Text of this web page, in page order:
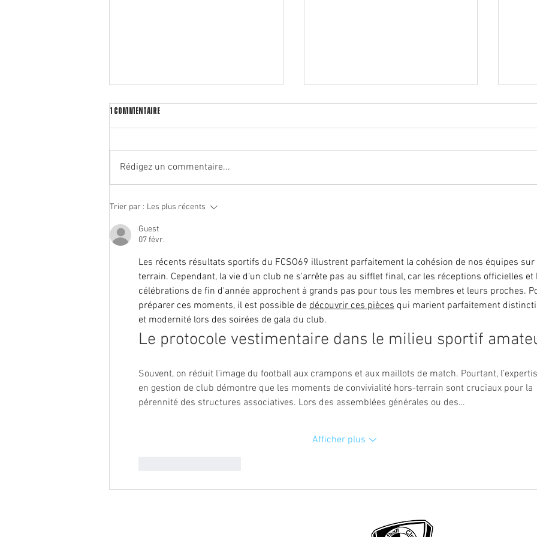
🏃‍♂️ Notre partenaire Rrunning ouvre
1 commentaire
Rédigez un commentaire...
Trier par : Les plus récents
Guest
07 févr.
Les récents résultats sportifs du FCSO69 illustrent parfaitement la cohésion de nos équipes sur
terrain. Cependant, la vie d'un club ne s'arrête pas au sifflet final, car les réceptions officielles et
célébrations de fin d'année approchent à grands pas pour tous les membres et leurs proches.
préparer ces moments, il est possible de découvrir ces pièces qui marient parfaitement
et modernité lors des soirées de gala du club.
Le protocole vestimentaire dans le milieu sportif
Souvent, on réduit l’image du football aux crampons et aux maillots de match. Pourtant,
en gestion de club démontre que les moments de convivialité hors-terrain sont cruciaux pour la
pérennité des structures associatives. Lors des assemblées générales ou des…
Afficher plus